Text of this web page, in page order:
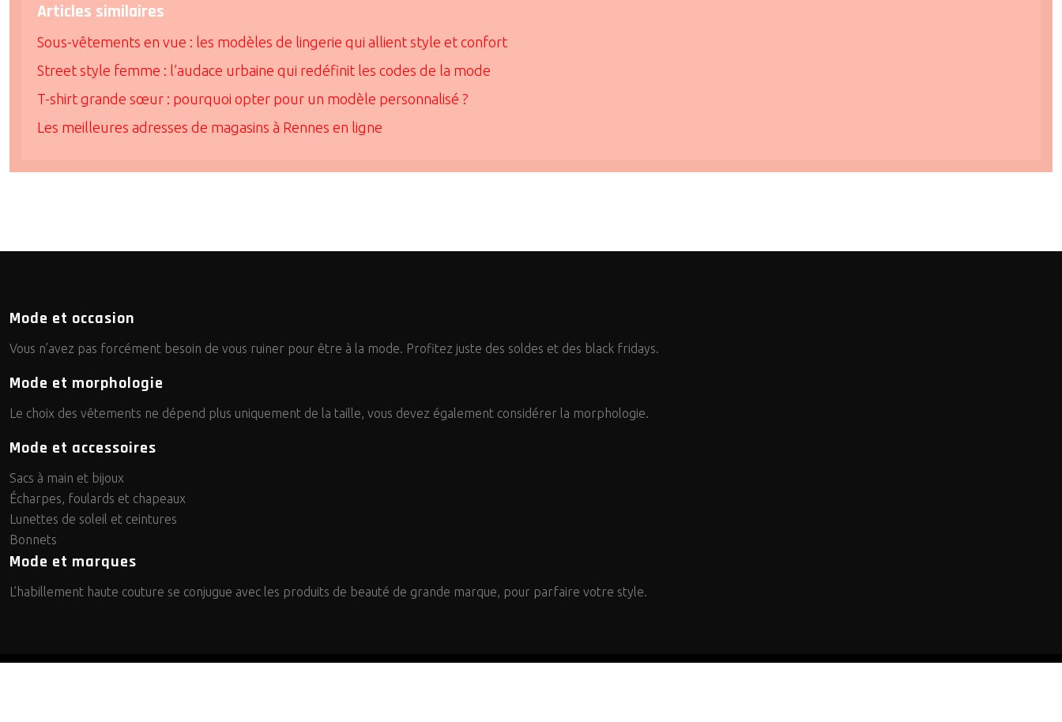
Articles similaires
Sous-vêtements en vue : les modèles de lingerie qui allient style et confort
Street style femme : l’audace urbaine qui redéfinit les codes de la mode
T-shirt grande sœur : pourquoi opter pour un modèle personnalisé ?
Les meilleures adresses de magasins à Rennes en ligne
Mode et occasion
Vous n’avez pas forcément besoin de vous ruiner pour être à la mode. Profitez juste des soldes et des black fridays.
Mode et morphologie
Le choix des vêtements ne dépend plus uniquement de la taille, vous devez également considérer la morphologie.
Mode et accessoires
Sacs à main et bijoux
Écharpes, foulards et chapeaux
Lunettes de soleil et ceintures
Bonnets
Mode et marques
L’habillement haute couture se conjugue avec les produits de beauté de grande marque, pour parfaire votre style.